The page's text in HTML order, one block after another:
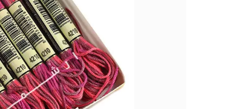
لوازم انتقال طرح روی پارچه
طرح خام نیدل پانچ
طرح گلدوزی
جعبه نظم دهنده
جاسوزنی و نگهدارنده
زیورآلات گلدوزی